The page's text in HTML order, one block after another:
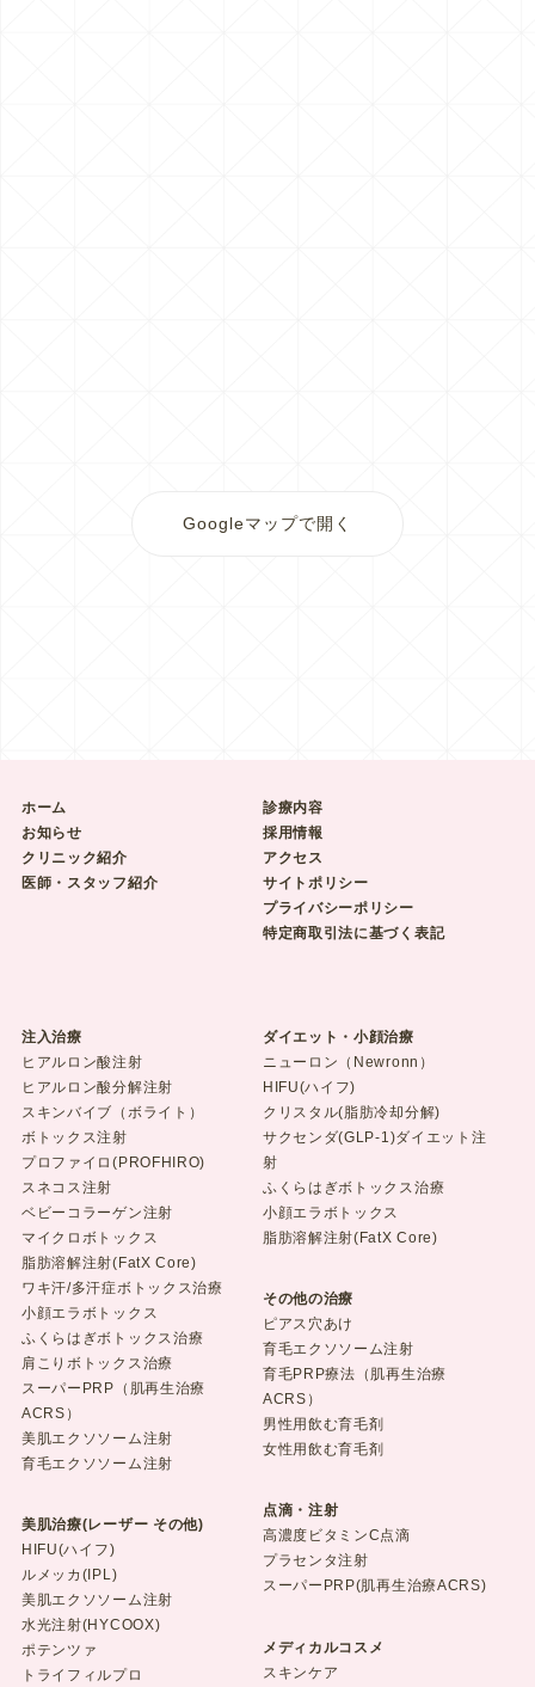
Googleマップで開く
ホーム
お知らせ
クリニック紹介
医師・スタッフ紹介
診療内容
採用情報
アクセス
サイトポリシー
プライバシーポリシー
特定商取引法に基づく表記
注入治療
ヒアルロン酸注射
ヒアルロン酸分解注射
スキンバイブ（ボライト）
ボトックス注射
プロファイロ(PROFHIRO)
スネコス注射
ベビーコラーゲン注射
マイクロボトックス
脂肪溶解注射(FatX Core)
ワキ汗/多汗症ボトックス治療
小顔エラボトックス
ふくらはぎボトックス治療
肩こりボトックス治療
スーパーPRP（肌再生治療
ACRS）
美肌エクソソーム注射
育毛エクソソーム注射
美肌治療(レーザー その他)
HIFU(ハイフ)
ルメッカ(IPL)
美肌エクソソーム注射
水光注射(HYCOOX)
ポテンツァ
トライフィルプロ
ダイエット・小顔治療
ニューロン（Newronn）
HIFU(ハイフ)
クリスタル(脂肪冷却分解)
サクセンダ(GLP-1)ダイエット注
射
ふくらはぎボトックス治療
小顔エラボトックス
脂肪溶解注射(FatX Core)
その他の治療
ピアス穴あけ
育毛エクソソーム注射
育毛PRP療法（肌再生治療
ACRS）
男性用飲む育毛剤
女性用飲む育毛剤
点滴・注射
高濃度ビタミンC点滴
プラセンタ注射
スーパーPRP(肌再生治療ACRS)
メディカルコスメ
スキンケア